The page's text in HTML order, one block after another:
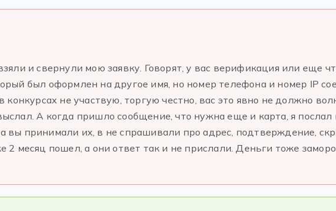
и свернули мою заявку. Говорят, у вас верификация или еще
был оформлен на другое имя, но номер телефона и номер IP
конкурсах не участвую, торгую честно, вас это явно не должно
А когда пришло сообщение, что нужна еще и карта, я послал
вы принимали их, в не спрашивали про адрес, подтверждение,
2 месяц пошел, а они ответ так и не прислали. Деньги тоже